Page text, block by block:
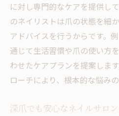
に対し専門的なケアを提供し
のネイリストは爪の状態を細
アドバイスを行うからです。
通じて生活習慣や爪の使い方
わせたケアプランを提案しま
ローチにより、根本的な悩み
深爪でも安心なネイルサロ